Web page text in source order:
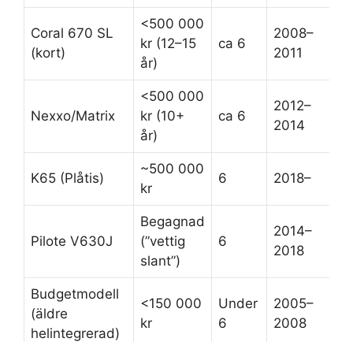
Coral 670 SL
(kort)
<500 000
kr (12–15
år)
ca 6
2008–
2011
Nexxo/Matrix
<500 000
kr (10+
år)
ca 6
2012–
2014
K65 (Plåtis)
~500 000
kr
6 2018–
Pilote V630J
Begagnad
(”vettig
slant”)
6
2014–
2018
Budgetmodell
(äldre
helintegrerad)
<150 000
kr
Under
6
2005–
2008